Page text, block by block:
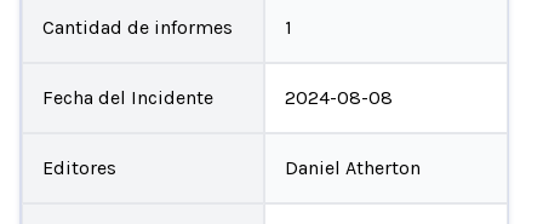
Cantidad de informes 1
Fecha del Incidente 2024-08-08
Editores Daniel Atherton